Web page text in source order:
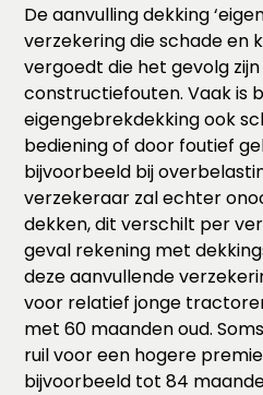
De aanvulling dekking
verzekering die schade en
vergoedt die het gevolg
constructiefouten. Vaak is
eigengebrekdekking ook
bediening of door foutief
bijvoorbeeld bij
verzekeraar zal echter
dekken, dit verschilt per
geval rekening met
deze aanvullende
voor relatief jonge
met 60 maanden oud.
ruil voor een hogere
bijvoorbeeld tot 84